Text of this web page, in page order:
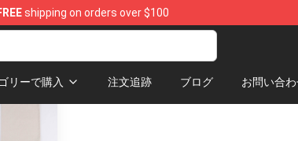
shipping on orders over $100
リーで購入 注文追跡 ブログ お問い合
template